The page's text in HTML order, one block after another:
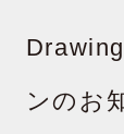
ンのお